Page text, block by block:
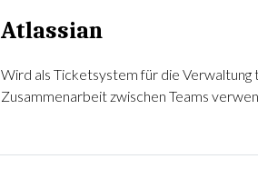
Atlassian
Wird als Ticketsystem für die Verwaltung
Zusammenarbeit zwischen Teams